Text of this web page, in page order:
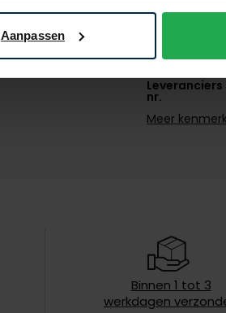
Aanpassen
Kleur
Leveranciers
nr.
Design
Lengte jas
Soort jas
Meer
Binnen 1 tot 3
werkdagen